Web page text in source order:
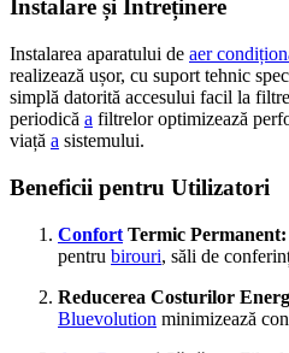
Instalare și Întreținere
Instalarea aparatului de aer
realizează ușor, cu suport tehnic
simplă datorită accesului facil la
periodică a filtrelor optimizează
viață a sistemului.
Beneficii pentru Utilizatori
Confort Termic Permanent:
pentru birouri, săli de
Reducerea Costurilor
Bluevolution minimizează